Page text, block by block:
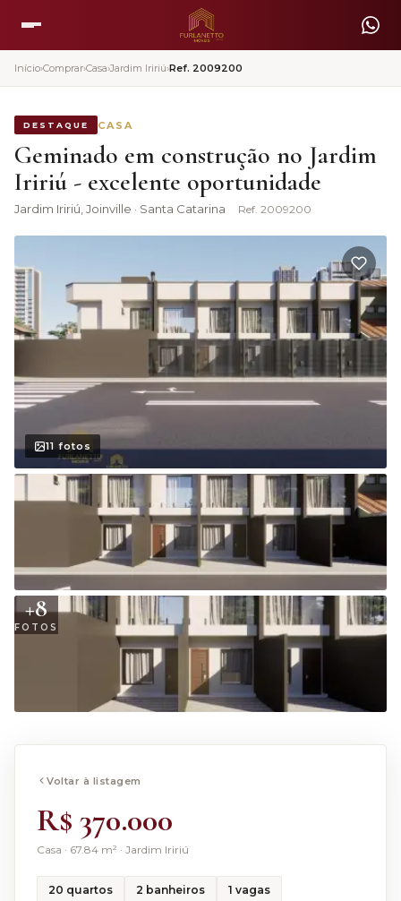
Início›Comprar›Casa›Jardim Iririú›Ref. 2009200
DESTAQUE CASA
Geminado em construção no Jardim
Iririú - excelente oportunidade
Jardim Iririú , Joinville · Santa Catarina Ref. 2009200
11 fotos
+8
FOTOS
Voltar à listagem
R$ 370.000
Casa · 67.84 m² · Jardim Iririú
20 quartos 2 banheiros 1 vagas